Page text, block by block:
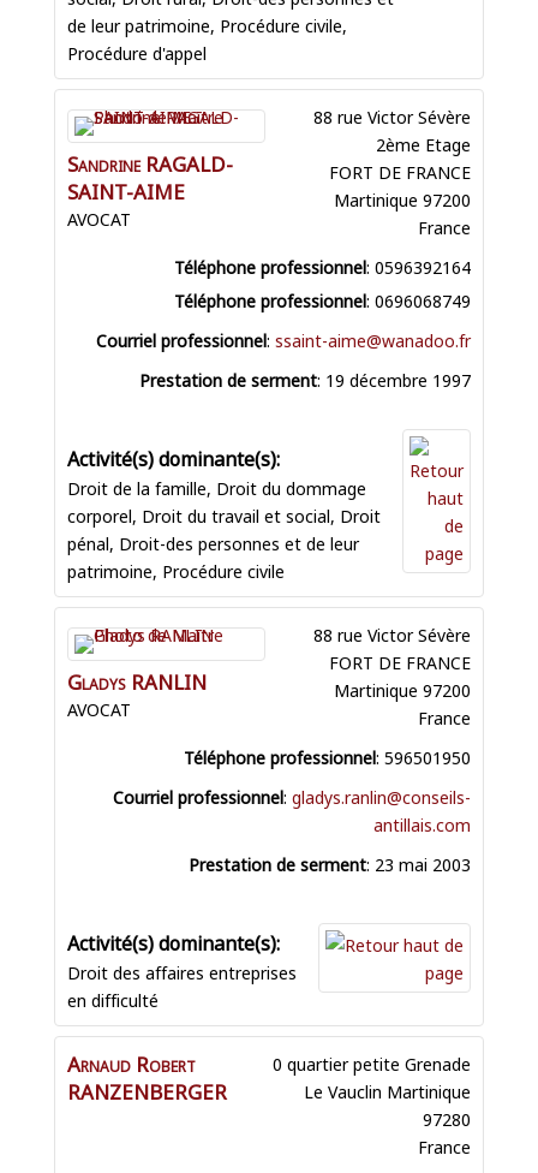
de leur patrimoine, Procédure civile,
Procédure d'appel
Sandrine RAGALD-
SAINT-AIME
AVOCAT
88 rue Victor Sévère
2ème Etage
FORT DE FRANCE
Martinique 97200
France
Téléphone professionnel: 0596392164
Téléphone professionnel: 0696068749
Courriel professionnel: ssaint-aime@wanadoo.fr
Prestation de serment: 19 décembre 1997
Droit de la famille, Droit du dommage
corporel, Droit du travail et social, Droit
pénal, Droit-des personnes et de leur
patrimoine, Procédure civile
Gladys RANLIN
AVOCAT
88 rue Victor Sévère
FORT DE FRANCE
Martinique 97200
France
Téléphone professionnel: 596501950
Courriel professionnel: gladys.ranlin@conseils-
antillais.com
Prestation de serment: 23 mai 2003
Droit des affaires entreprises
en difficulté
Arnaud Robert
RANZENBERGER
0 quartier petite Grenade
Le Vauclin Martinique
97280
France